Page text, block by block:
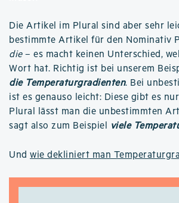
Die Artikel im Plural sind aber sehr
bestimmte Artikel für den Nominativ
die– es macht keinen Unterschied,
Wort hat. Richtig ist bei unserem
die Temperaturgradienten. Bei
ist es genauso leicht: Diese gibt es
Plural lässt man die unbestimmten
sagt also zum Beispiel viele
Und wie dekliniert man